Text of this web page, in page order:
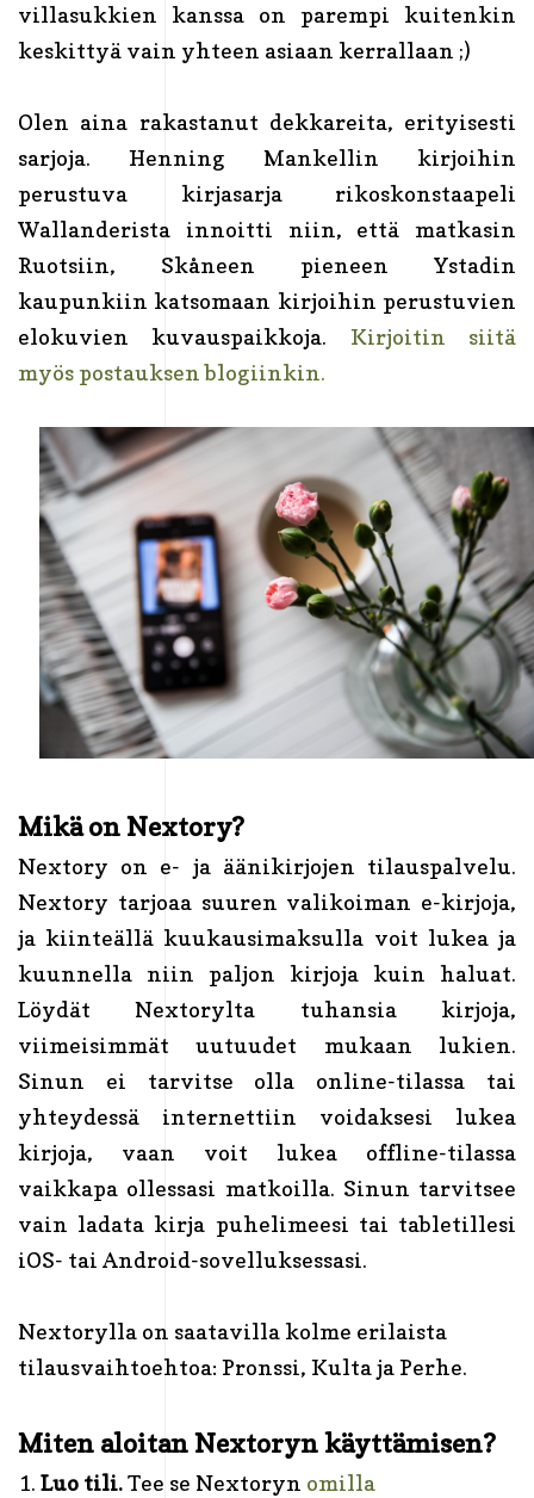
villasukkien kanssa on parempi kuitenkin
keskittyä vain yhteen asiaan kerrallaan ;)
Olen aina rakastanut dekkareita, erityisesti
sarjoja. Henning Mankellin kirjoihin
perustuva kirjasarja rikoskonstaapeli
Wallanderista innoitti niin, että matkasin
Ruotsiin, Skåneen pieneen Ystadin
kaupunkiin katsomaan kirjoihin perustuvien
elokuvien kuvauspaikkoja. Kirjoitin siitä
myös postauksen blogiinkin.
Mikä on Nextory?
Nextory on e- ja äänikirjojen tilauspalvelu.
Nextory tarjoaa suuren valikoiman e-kirjoja,
ja kiinteällä kuukausimaksulla voit lukea ja
kuunnella niin paljon kirjoja kuin haluat.
Löydät Nextorylta tuhansia kirjoja,
viimeisimmät uutuudet mukaan lukien.
Sinun ei tarvitse olla online-tilassa tai
yhteydessä internettiin voidaksesi lukea
kirjoja, vaan voit lukea offline-tilassa
vaikkapa ollessasi matkoilla. Sinun tarvitsee
vain ladata kirja puhelimeesi tai tabletillesi
iOS- tai Android-sovelluksessasi.
Nextorylla on saatavilla kolme erilaista
tilausvaihtoehtoa: Pronssi, Kulta ja Perhe.
Miten aloitan Nextoryn käyttämisen?
1. Luo tili.Tee se Nextoryn omilla